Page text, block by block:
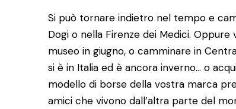
Si può tornare indietro nel tempo e
Dogi o nella Firenze dei Medici. Oppure
museo in giugno, o camminare in
si è in Italia ed è ancora inverno… o
modello di borse della vostra marca
amici che vivono dall’altra parte del